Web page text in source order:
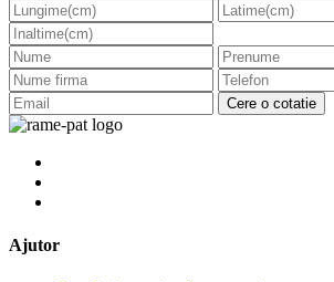
Cere o cotatie
Ajutor